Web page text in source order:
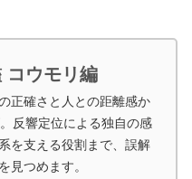
コウモリ編
正確さと人との距離感か
反響定位による独自の感
を支える役割まで、誤解
見つめます。